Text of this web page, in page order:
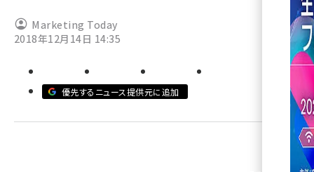
note (2312)
z世代 (1622)
Marketing Today
2018年12月14日 14:35
優先するニュース提供元に追加